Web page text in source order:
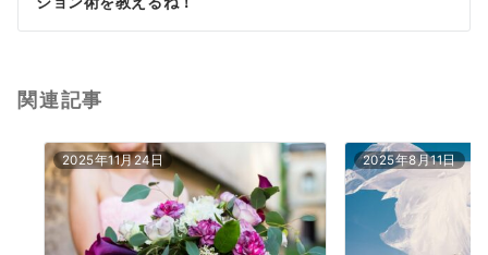
ン
関連記事
2025年11月24日 2025年8月11日